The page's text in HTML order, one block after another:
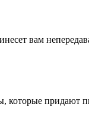
вам
которые придают